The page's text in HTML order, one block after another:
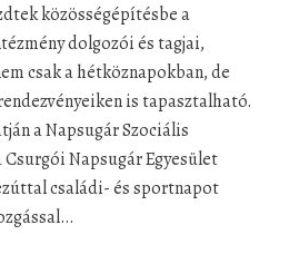
közösségépítésbe a
dolgozói és tagjai,
csak a hétköznapokban, de
is tapasztalható.
a Napsugár Szociális
Napsugár Egyesület
családi- és sportnapot